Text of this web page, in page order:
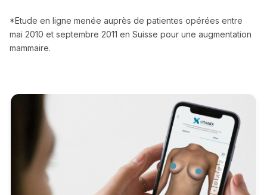
*Etude en ligne menée auprès de patientes opérées entre
mai 2010 et septembre 2011 en Suisse pour une augmentation
mammaire.